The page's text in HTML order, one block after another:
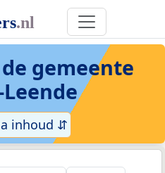
gemeente
inhoud ⇵